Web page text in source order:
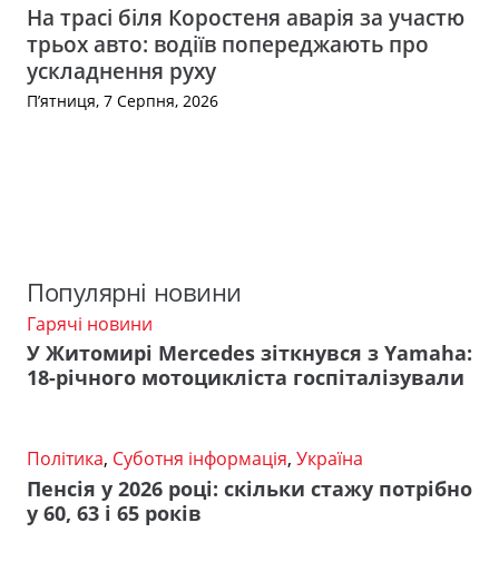
На трасі біля Коростеня аварія за участю
трьох авто: водіїв попереджають про
ускладнення руху
П’ятниця, 7 Серпня, 2026
Популярні новини
Гарячі новини
У Житомирі Mercedes зіткнувся з Yamaha:
18-річного мотоцикліста госпіталізували
Політика, Суботня інформація, Україна
Пенсія у 2026 році: скільки стажу потрібно
у 60, 63 і 65 років